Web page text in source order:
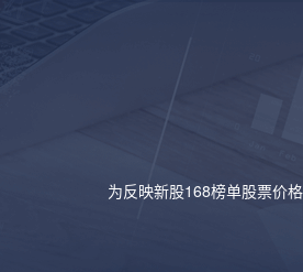
为反映新股168榜单股票价